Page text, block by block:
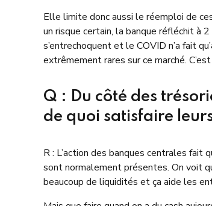
Elle limite donc aussi le réemploi de
un risque certain, la banque réfléchit à
s’entrechoquent et le COVID n’a fait
extrêmement rares sur ce marché.
Q : Du côté des
de quoi satisfaire
R : L’action des banques centrales fait
sont normalement présentes. On voit
beaucoup de liquidités et ça aide les